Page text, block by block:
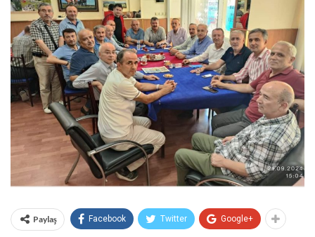
Paylaş Facebook Twitter Google+